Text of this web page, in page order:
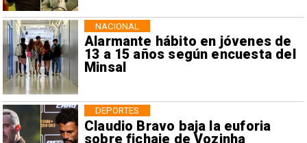
Alarmante hábito en jóvenes de
13 a 15 años según encuesta del
Minsal
NACIONAL
Claudio Bravo baja la euforia
sobre fichaje de Vozinha
DEPORTES